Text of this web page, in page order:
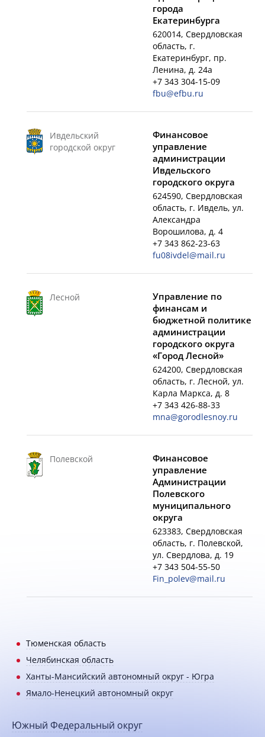
города
Екатеринбурга
620014, Свердловская
область, г.
Екатеринбург, пр.
Ленина, д. 24а
+7 343 304-15-09
fbu@efbu.ru
Ивдельский
городской округ
Финансовое
управление
администрации
Ивдельского
городского округа
624590, Свердловская
область, г. Ивдель, ул.
Александра
Ворошилова, д. 4
+7 343 862-23-63
fu08ivdel@mail.ru
Лесной
Управление по
финансам и
бюджетной политике
администрации
городского округа
«Город Лесной»
624200, Свердловская
область, г. Лесной, ул.
Карла Маркса, д. 8
+7 343 426-88-33
mna@gorodlesnoy.ru
Полевской
Финансовое
управление
Администрации
Полевского
муниципального
округа
623383, Свердловская
область, г. Полевской,
ул. Свердлова, д. 19
+7 343 504-55-50
Fin_polev@mail.ru
Тюменская область
Челябинская область
Ханты-Мансийский автономный округ - Югра
Ямало-Ненецкий автономный округ
Южный Федеральный округ